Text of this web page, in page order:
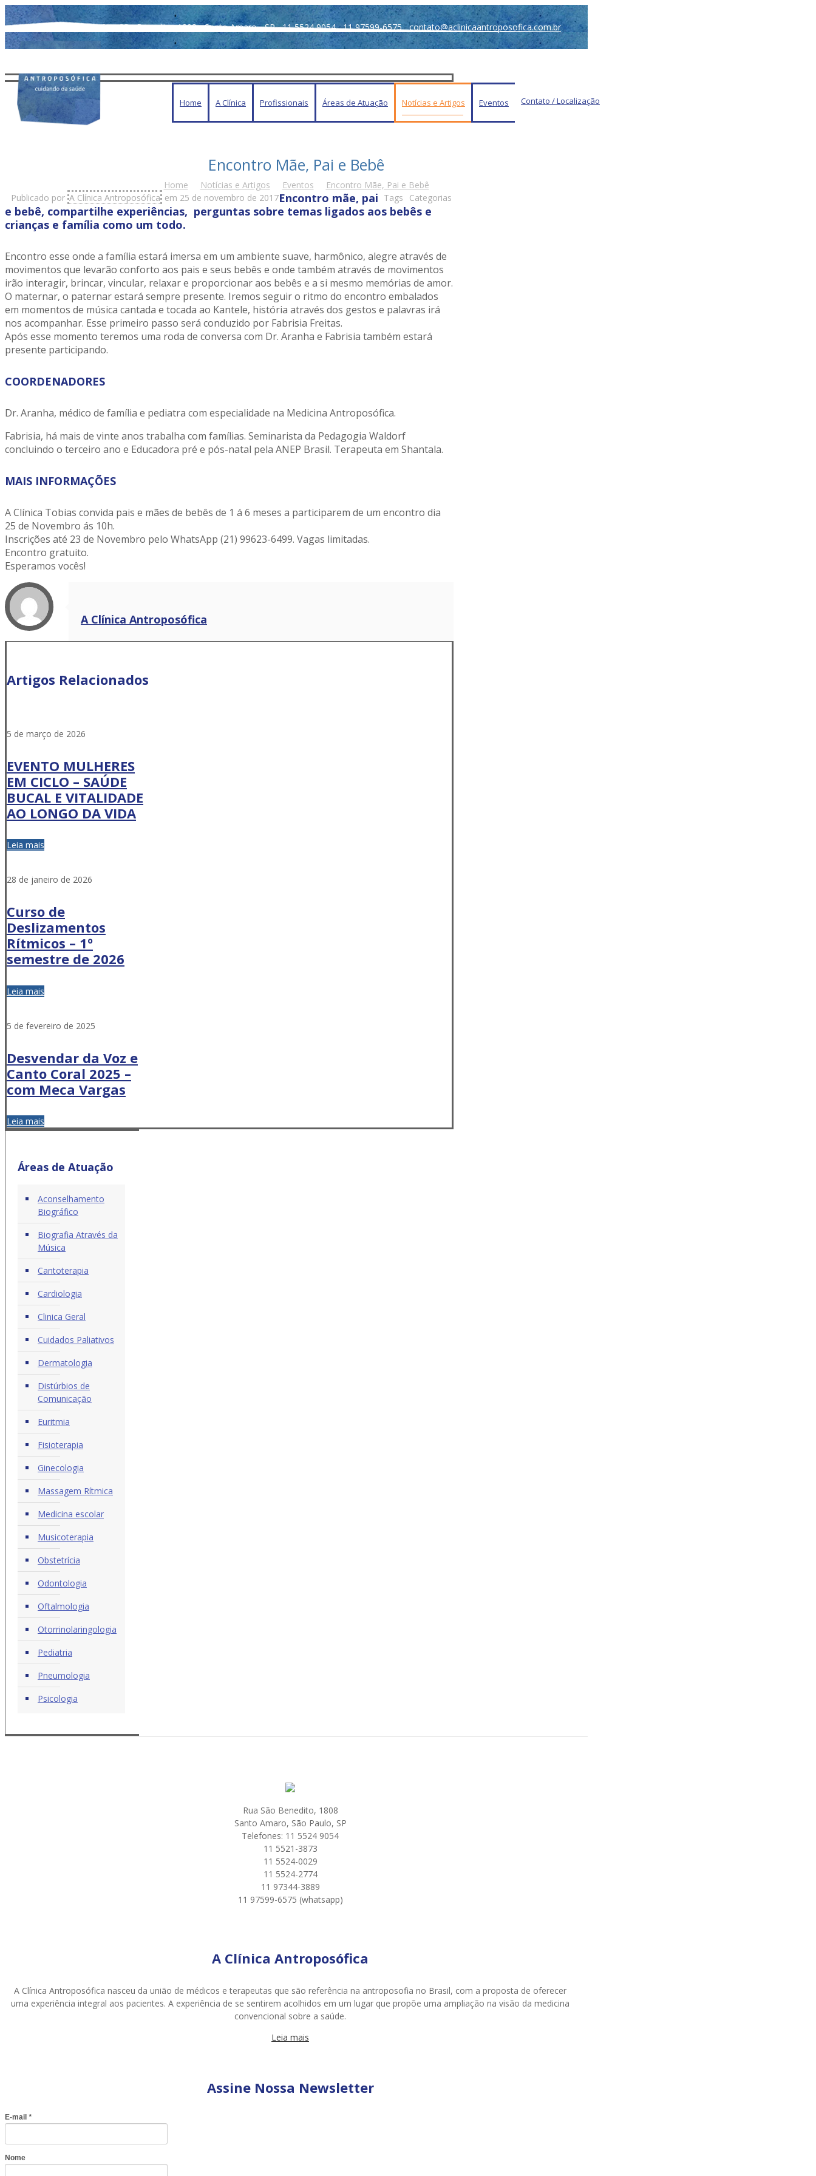
Rua São Benedito, 1808 - Santo Amaro - SP 11 5524 9054 11 97599-6575 contato@aclinicaantroposofica.com.br
Home A Clínica Profissionais Áreas de Atuação Notícias e Artigos Eventos Contato / Localização
Encontro Mãe, Pai e Bebê
Home Notícias e Artigos Eventos
Encontro Mãe, Pai e Bebê
Publicado por A Clínica Antroposófica em 25 de novembro de 2017 Categorias
Tags
Encontro mãe, pai
e bebê, compartilhe experiências, perguntas sobre temas ligados aos bebês e
crianças e família como um todo.
Encontro esse onde a família estará imersa em um ambiente suave, harmônico, alegre através de
movimentos que levarão conforto aos pais e seus bebês e onde também através de movimentos
irão interagir, brincar, vincular, relaxar e proporcionar aos bebês e a si mesmo memórias de amor.
O maternar, o paternar estará sempre presente. Iremos seguir o ritmo do encontro embalados
em momentos de música cantada e tocada ao Kantele, história através dos gestos e palavras irá
nos acompanhar. Esse primeiro passo será conduzido por Fabrisia Freitas.
Após esse momento teremos uma roda de conversa com Dr. Aranha e Fabrisia também estará
presente participando.
COORDENADORES
Dr. Aranha, médico de família e pediatra com especialidade na Medicina Antroposófica.
Fabrisia, há mais de vinte anos trabalha com famílias. Seminarista da Pedagogia Waldorf
concluindo o terceiro ano e Educadora pré e pós-natal pela ANEP Brasil. Terapeuta em Shantala.
MAIS INFORMAÇÕES
A Clínica Tobias convida pais e mães de bebês de 1 á 6 meses a participarem de um encontro dia
25 de Novembro ás 10h.
Inscrições até 23 de Novembro pelo WhatsApp (21) 99623-6499. Vagas limitadas.
Encontro gratuito.
Esperamos vocês!
A Clínica Antroposófica
Artigos Relacionados
5 de março de 2026
EVENTO MULHERES
EM CICLO – SAÚDE
BUCAL E VITALIDADE
AO LONGO DA VIDA
Leia mais
28 de janeiro de 2026
Curso de
Deslizamentos
Rítmicos – 1º
semestre de 2026
Leia mais
5 de fevereiro de 2025
Desvendar da Voz e
Canto Coral 2025 –
com Meca Vargas
Leia mais
Áreas de Atuação
Aconselhamento
Biográfico
Biografia Através da
Música
Cantoterapia
Cardiologia
Clinica Geral
Cuidados Paliativos
Dermatologia
Distúrbios de
Comunicação
Euritmia
Fisioterapia
Ginecologia
Massagem Rítmica
Medicina escolar
Musicoterapia
Obstetrícia
Odontologia
Oftalmologia
Otorrinolaringologia
Pediatria
Pneumologia
Psicologia
Rua São Benedito, 1808
Santo Amaro, São Paulo, SP
Telefones: 11 5524 9054
11 5521-3873
11 5524-0029
11 5524-2774
11 97344-3889
11 97599-6575 (whatsapp)
A Clínica Antroposófica
A Clínica Antroposófica nasceu da união de médicos e terapeutas que são referência na antroposofia no Brasil, com a proposta de oferecer
uma experiência integral aos pacientes. A experiência de se sentirem acolhidos em um lugar que propõe uma ampliação na visão da medicina
convencional sobre a saúde.
Leia mais
Assine Nossa Newsletter